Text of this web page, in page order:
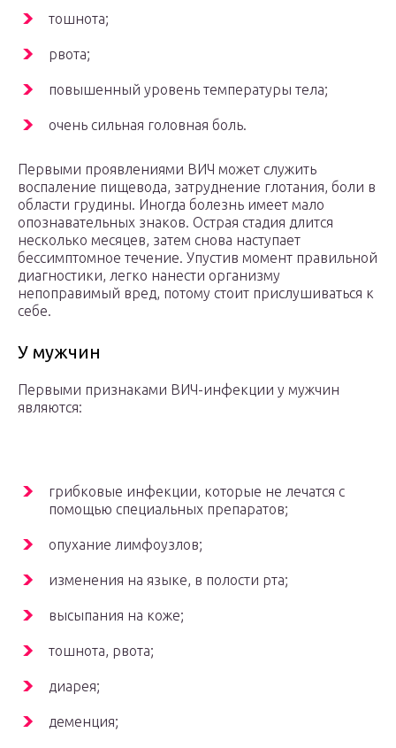
тошнота;
рвота;
повышенный уровень температуры тела;
очень сильная головная боль.
Первыми проявлениями ВИЧ может служить
воспаление пищевода, затруднение глотания, боли в
области грудины. Иногда болезнь имеет мало
опознавательных знаков. Острая стадия длится
несколько месяцев, затем снова наступает
бессимптомное течение. Упустив момент правильной
диагностики, легко нанести организму
непоправимый вред, потому стоит прислушиваться к
себе.
У мужчин
Первыми признаками ВИЧ-инфекции у мужчин
являются:
грибковые инфекции, которые не лечатся с
помощью специальных препаратов;
опухание лимфоузлов;
изменения на языке, в полости рта;
высыпания на коже;
тошнота, рвота;
диарея;
деменция;